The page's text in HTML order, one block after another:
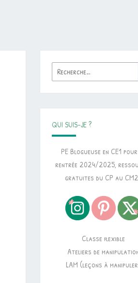
Rechercher :
QUI SUIS-JE ?
PE Blogueuse en CE1
rentrée 2024/2025,
gratuites du CP au
Classe flexible
Ateliers de
LAM (leçons à